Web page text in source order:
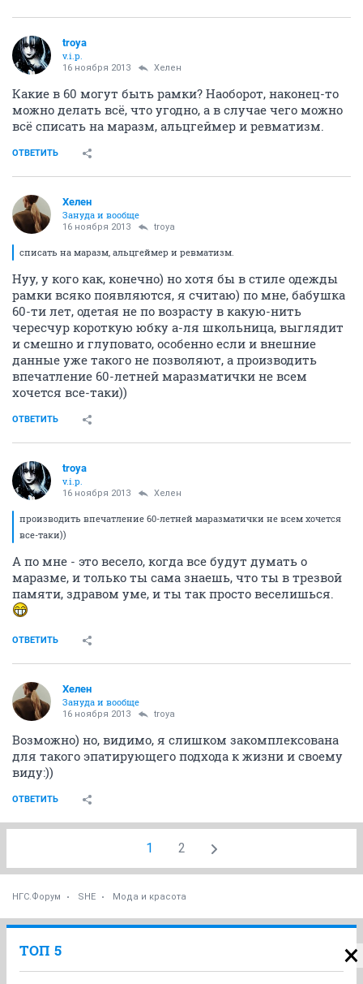
troya
v.i.p.
16 ноября 2013 Хелен
Какие в 60 могут быть рамки? Наоборот, наконец-то
можно делать всё, что угодно, а в случае чего можно
всё списать на маразм, альцгеймер и ревматизм.
ОТВЕТИТЬ
Хелен
Зануда и вообще
16 ноября 2013 troya
списать на маразм, альцгеймер и ревматизм.
Нуу, у кого как, конечно) но хотя бы в стиле одежды
рамки всяко появляются, я считаю) по мне, бабушка
60-ти лет, одетая не по возрасту в какую-нить
чересчур короткую юбку а-ля школьница, выглядит
и смешно и глуповато, особенно если и внешние
данные уже такого не позволяют, а производить
впечатление 60-летней маразматички не всем
хочется все-таки))
ОТВЕТИТЬ
troya
v.i.p.
16 ноября 2013 Хелен
производить впечатление 60-летней маразматички не всем хочется
все-таки))
А по мне - это весело, когда все будут думать о
маразме, и только ты сама знаешь, что ты в трезвой
памяти, здравом уме, и ты так просто веселишься.
ОТВЕТИТЬ
Хелен
Зануда и вообще
16 ноября 2013 troya
Возможно) но, видимо, я слишком закомплексована
для такого эпатирующего подхода к жизни и своему
виду:))
ОТВЕТИТЬ
1 2
НГС.Форум SHE Мода и красота
ТОП 5